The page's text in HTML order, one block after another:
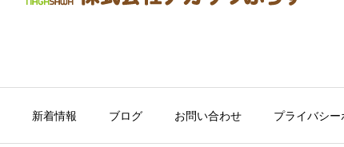
新着情報 ブログ お問い合わせ プライバシー